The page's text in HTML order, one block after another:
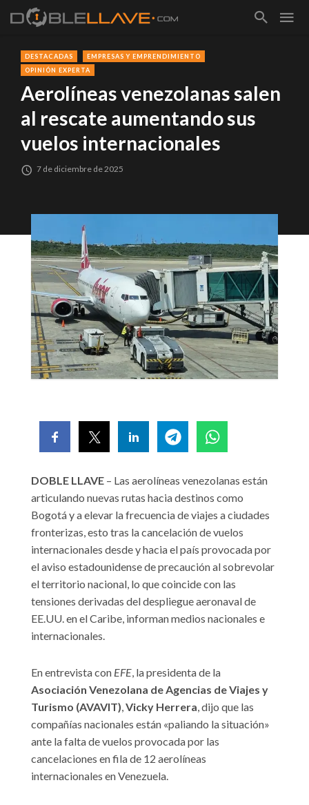
DESTACADAS
EMPRESAS Y EMPRENDIMIENTO
OPINIÓN EXPERTA
Aerolíneas venezolanas salen
al rescate aumentando sus
vuelos internacionales
7 de diciembre de 2025
DOBLE LLAVE – Las aerolíneas venezolanas están
articulando nuevas rutas hacia destinos como
Bogotá y a elevar la frecuencia de viajes a ciudades
fronterizas, esto tras la cancelación de vuelos
internacionales desde y hacia el país provocada por
el aviso estadounidense de precaución al sobrevolar
el territorio nacional, lo que coincide con las
tensiones derivadas del despliegue aeronaval de
EE.UU. en el Caribe, informan medios nacionales e
internacionales.
En entrevista con EFE, la presidenta de la
Asociación Venezolana de Agencias de Viajes y
Turismo (AVAVIT),Vicky Herrera, dijo que las
compañías nacionales están «paliando la situación»
ante la falta de vuelos provocada por las
cancelaciones en fila de 12 aerolíneas
internacionales en Venezuela.